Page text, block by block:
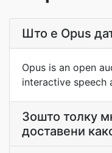
Што е Opus
Opus is an open
interactive speech
Зошто толку
доставени